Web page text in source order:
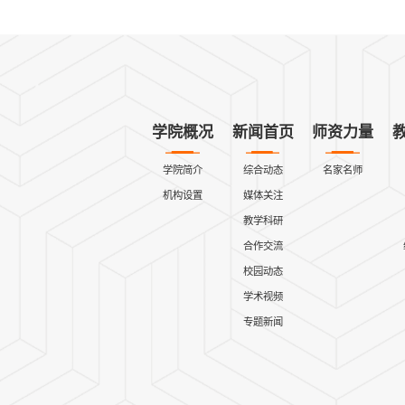
学院概况
学院简介
机构设置
新闻首页
综合动态
媒体关注
教学科研
合作交流
校园动态
学术视频
专题新闻
师资力量
名家名师